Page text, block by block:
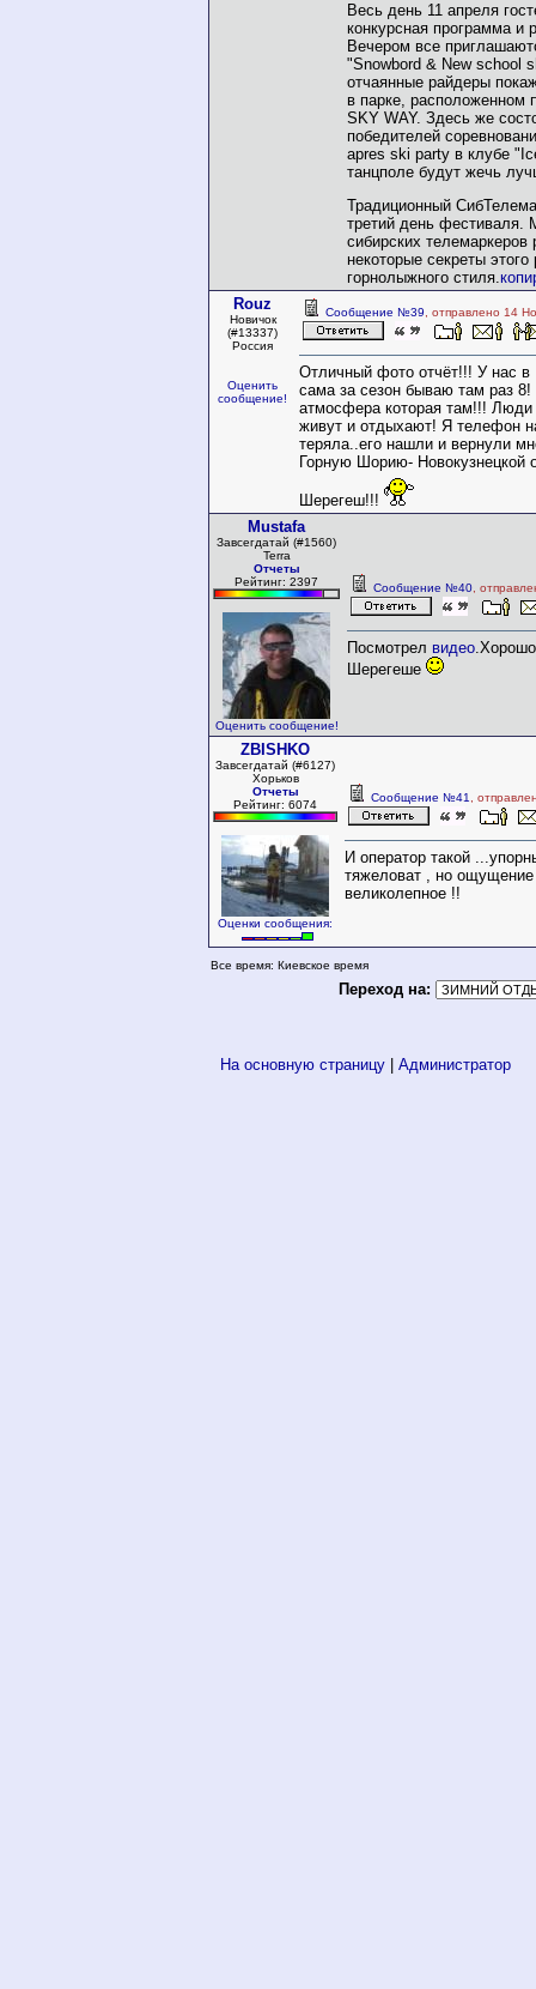
Весь день 11 апреля
конкурсная программа и
Вечером все
"Snowbord & New school
отчаянные райдеры
в парке, расположенном
SKY WAY. Здесь же
победителей
aprеs ski party в клубе
танцполе будут жечь
Традиционный
третий день фестиваля.
сибирских
некоторые секреты этого
горнолыжного стиля.
Rouz
Новичок
(#13337)
Россия
Оценить
сообщение!
Сообщение №39 , отправлено 14
Отличный фото отчёт!!! У нас
сама за сезон бываю там раз 8!
атмосфера которая там!!!
живут и отдыхают! Я телефон
теряла..его нашли и вернули
Горную Шорию- Новокузнецкой
Шерегеш!!!
Mustafa
Завсегдатай (#1560)
Terra
Отчеты
Рейтинг: 2397
Оценить сообщение!
Сообщение №40 ,
Посмотрел видео
Шерегеше
ZBISHKO
Завсегдатай (#6127)
Хорьков
Отчеты
Рейтинг: 6074
Оценки сообщения:
Сообщение №41 ,
И оператор такой
тяжеловат , но ощущение
великолепное !!
Все время: Киевское время
Переход на:
На основную страницу Администратор